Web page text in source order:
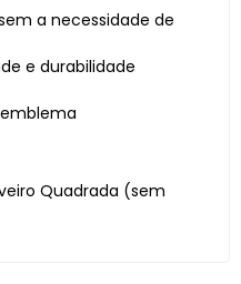
a necessidade de
e durabilidade
Quadrada (sem